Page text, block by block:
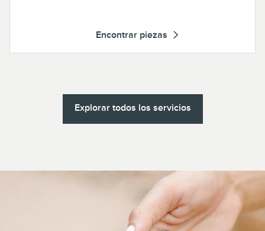
Encontrar piezas
Explorar todos los servicios